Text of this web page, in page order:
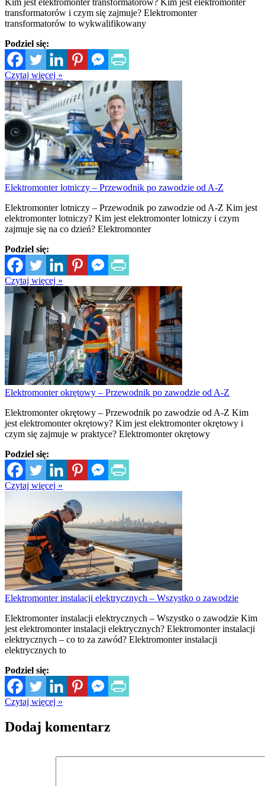
Kim jest elektromonter transformatorów? Kim jest elektromonter
transformatorów i czym się zajmuje? Elektromonter
transformatorów to wykwalifikowany
Podziel się:
Czytaj więcej »
Elektromonter lotniczy – Przewodnik po zawodzie od A-Z
Elektromonter lotniczy – Przewodnik po zawodzie od A-Z Kim jest
elektromonter lotniczy? Kim jest elektromonter lotniczy i czym
zajmuje się na co dzień? Elektromonter
Podziel się:
Czytaj więcej »
Elektromonter okrętowy – Przewodnik po zawodzie od A-Z
Elektromonter okrętowy – Przewodnik po zawodzie od A-Z Kim
jest elektromonter okrętowy? Kim jest elektromonter okrętowy i
czym się zajmuje w praktyce? Elektromonter okrętowy
Podziel się:
Czytaj więcej »
Elektromonter instalacji elektrycznych – Wszystko o zawodzie
Elektromonter instalacji elektrycznych – Wszystko o zawodzie Kim
jest elektromonter instalacji elektrycznych? Elektromonter instalacji
elektrycznych – co to za zawód? Elektromonter instalacji
elektrycznych to
Podziel się:
Czytaj więcej »
Dodaj komentarz